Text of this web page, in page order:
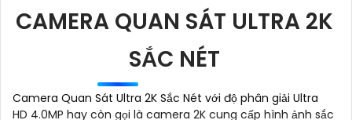
CAMERA QUAN SÁT ULTRA 2K
SẮC NÉT
Camera Quan Sát Ultra 2K Sắc Nét với độ phân giải Ultra
HD 4.0MP hay còn gọi là camera 2K cung cấp hình ảnh sắc